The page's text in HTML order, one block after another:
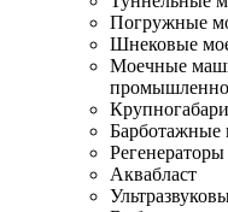
Погружные
Шнековые
Моечные
Барботажные
Аквабласт